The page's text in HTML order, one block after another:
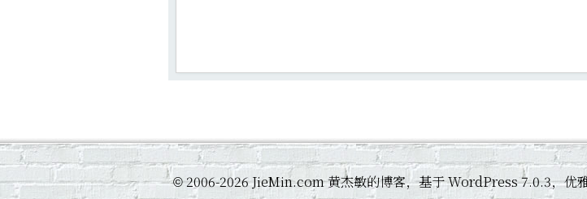
©2006-2026 JieMin.com 黄杰敏的博客，基于 WordPress 7.0.3，优